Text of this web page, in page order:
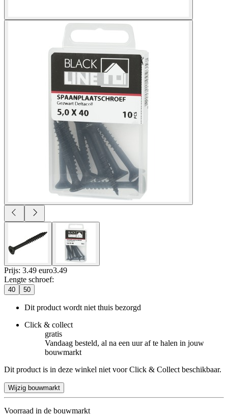
Prijs: 3.49 euro3.49
Lengte schroef:
40 50
Dit product wordt niet thuis bezorgd
Click & collect
gratis
Vandaag besteld, al na een uur af te halen in jouw
bouwmarkt
Dit product is in deze winkel niet voor Click & Collect beschikbaar.
Wijzig bouwmarkt
Voorraad in de bouwmarkt